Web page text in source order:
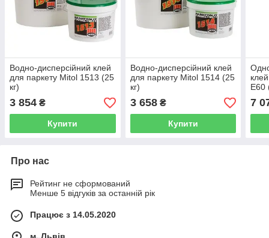
Водно-дисперсійний клей
для паркету Mitol 1513 (25
кг)
3 854 ₴
Купити
Водно-дисперсійний клей
для паркету Mitol 1514 (25
кг)
3 658₴
Купити
E60
7
Про нас
Рейтинг не сформований
Менше 5 відгуків за останній рік
Працює з 14.05.2020